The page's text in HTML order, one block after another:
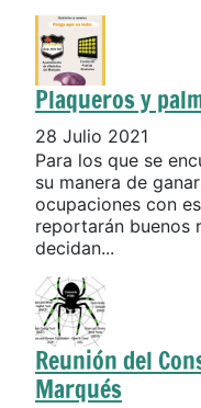
Plaqueros y
28 Julio 2021
Para los que se
su manera de
ocupaciones con
reportarán buenos
decidan...
Reunión del
Marqués